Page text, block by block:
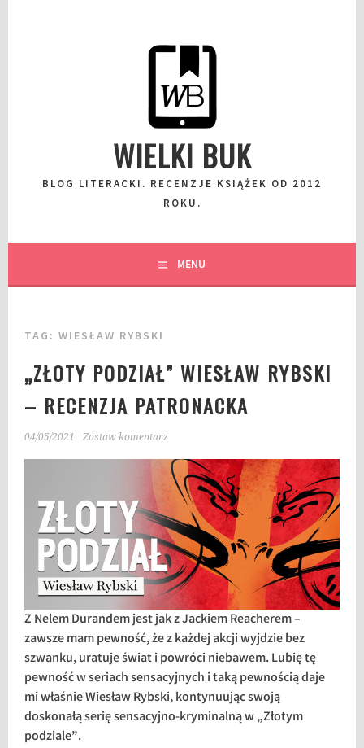
WIELKI BUK
BLOG LITERACKI. RECENZJE KSIĄŻEK OD 2012
ROKU.
MENU
TAG:WIESŁAW RYBSKI
„ZŁOTY PODZIAŁ” WIESŁAW RYBSKI
– RECENZJA PATRONACKA
04/05/2021 Zostaw komentarz
Z Nelem Durandem jest jak z Jackiem Reacherem –
zawsze mam pewność, że z każdej akcji wyjdzie bez
szwanku, uratuje świat i powróci niebawem. Lubię tę
pewność w seriach sensacyjnych i taką pewnością daje
mi właśnie Wiesław Rybski, kontynuując swoją
doskonałą serię sensacyjno-kryminalną w „Złotym
podziale”.